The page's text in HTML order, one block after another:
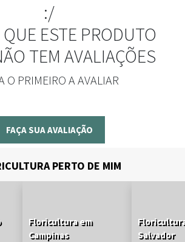
:/
QUE ESTE PRODUTO
TEM AVALIAÇÕES
O PRIMEIRO A AVALIAR
FAÇA SUA AVALIAÇÃO
PERTO DE MIM
Floricultura em
Campinas
Salvador